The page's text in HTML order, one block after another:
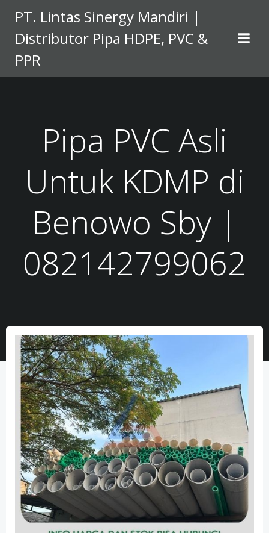
to
content
PT. Lintas Sinergy Mandiri |
Distributor Pipa HDPE, PVC &
PPR
Pipa PVC Asli
Untuk KDMP di
Benowo Sby |
082142799062